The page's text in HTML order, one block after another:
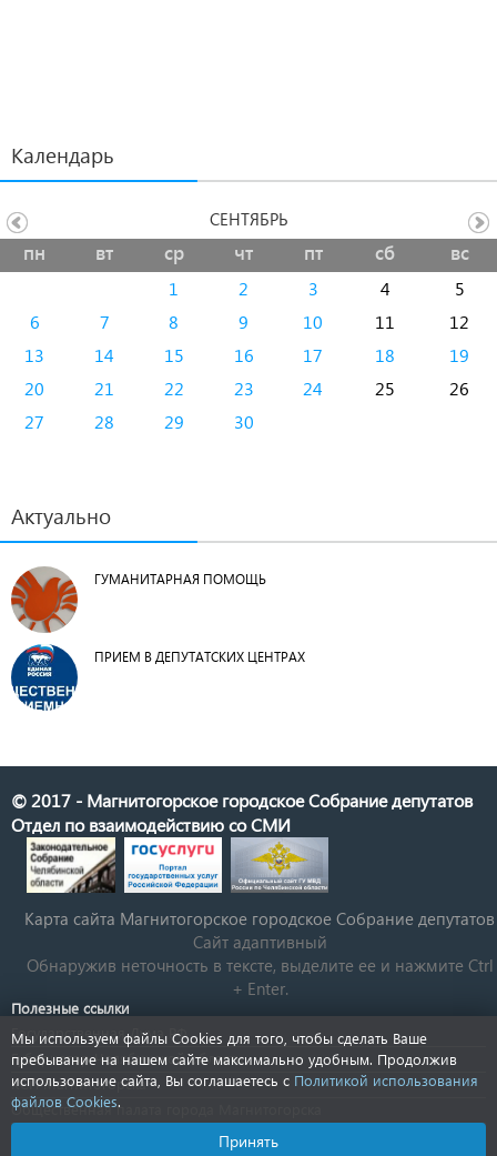
Календарь
пн вт ср чт пт сб вс
1 2 3 4
5
6
7 8 9 10 11
12
13
14 15 16 17 18
19
20
21 22 23 24 25
26
27
28 29 30
СЕНТЯБРЬ
Актуально
ГУМАНИТАРНАЯ ПОМОЩЬ
ПРИЕМ В ДЕПУТАТСКИХ ЦЕНТРАХ
© 2017 - Магнитогорское городское Собрание депутатов
Отдел по взаимодействию со СМИ
Карта сайта Магнитогорское городское Cобрание депутатов
Сайт адаптивный
Обнаружив неточность в тексте, выделите ее и нажмите Ctrl
+ Enter.
Полезные ссылки
Государственная Дума РФ
Губернатор Челябинской области
КСП Магнитогорска
Общественная палата города Магнитогорска
Новости Челябинской области
Мы используем файлы Cookies для того, чтобы сделать Ваше
пребывание на нашем сайте максимально удобным. Продолжив
использование сайта, Вы соглашаетесь с Политикой использования
файлов Cookies.
Принять